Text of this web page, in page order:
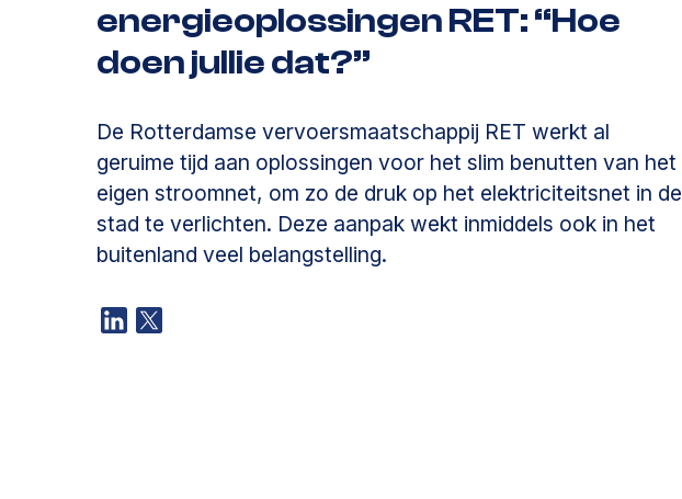
energieoplossingen RET: “Hoe
doen jullie dat?”
De Rotterdamse vervoersmaatschappij RET werkt al
geruime tijd aan oplossingen voor het slim benutten van het
eigen stroomnet, om zo de druk op het elektriciteitsnet in de
stad te verlichten. Deze aanpak wekt inmiddels ook in het
buitenland veel belangstelling.